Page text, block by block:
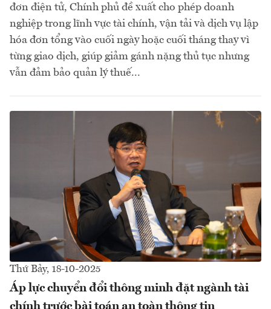
đơn điện tử, Chính phủ đề xuất cho phép doanh
nghiệp trong lĩnh vực tài chính, vận tải và dịch vụ lập
hóa đơn tổng vào cuối ngày hoặc cuối tháng thay vì
từng giao dịch, giúp giảm gánh nặng thủ tục nhưng
vẫn đảm bảo quản lý thuế...
Thứ Bảy, 18-10-2025
Áp lực chuyển đổi thông minh đặt ngành tài